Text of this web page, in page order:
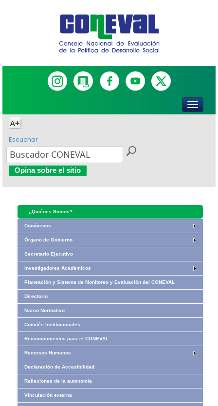
Escuchar
Opina sobre el sitio
.::¿Quiénes Somos?
Conócenos
Órgano de Gobierno
Secretario Ejecutivo
Investigadores Académicos
Planeación y Sistema de Monitoreo y Evaluación del CONEVAL
Directorio
Marco Normativo
Comités Institucionales
Reconocimientos para el CONEVAL
Recursos Humanos
Declaración de Accesibilidad
Reflexiones de la autonomía
Vinculación externa